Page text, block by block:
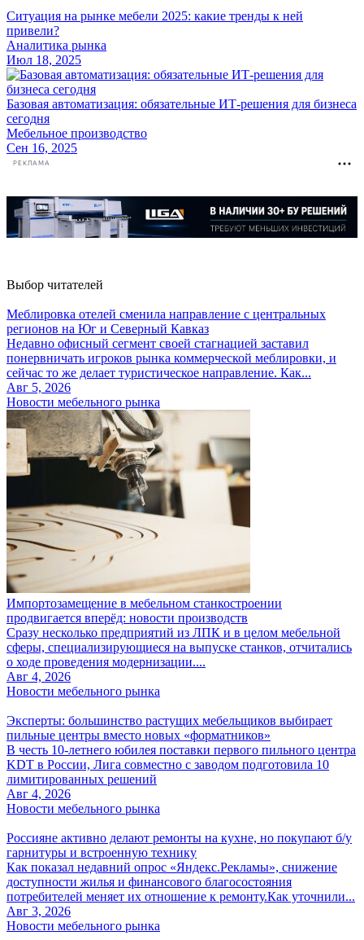
Ситуация на рынке мебели 2025: какие тренды к ней
привели?
Аналитика рынка
Июл 18, 2025
Базовая автоматизация: обязательные ИТ-решения для бизнеса
сегодня
Мебельное производство
Сен 16, 2025
РЕКЛАМА
Выбор читателей
Меблировка отелей сменила направление с центральных
регионов на Юг и Северный Кавказ
Недавно офисный сегмент своей стагнацией заставил
понервничать игроков рынка коммерческой меблировки, и
сейчас то же делает туристическое направление. Как...
Авг 5, 2026
Новости мебельного рынка
Импортозамещение в мебельном станкостроении
продвигается вперёд: новости производств
Сразу несколько предприятий из ЛПК и в целом мебельной
сферы, специализирующиеся на выпуске станков, отчитались
о ходе проведения модернизации....
Авг 4, 2026
Новости мебельного рынка
Эксперты: большинство растущих мебельщиков выбирает
пильные центры вместо новых «форматников»
В честь 10-летнего юбилея поставки первого пильного центра
KDT в России, Лига совместно с заводом подготовила 10
лимитированных решений
Авг 4, 2026
Новости мебельного рынка
Россияне активно делают ремонты на кухне, но покупают б/у
гарнитуры и встроенную технику
Как показал недавний опрос «Яндекс.Рекламы», снижение
доступности жилья и финансового благосостояния
потребителей меняет их отношение к ремонту.Как уточнили...
Авг 3, 2026
Новости мебельного рынка